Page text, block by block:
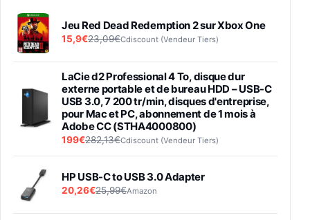
Jeu Red Dead Redemption 2 sur Xbox One
15,9€23,09€Cdiscount (Vendeur Tiers)
LaCie d2 Professional 4 To, disque dur
externe portable et de bureau HDD – USB-C
USB 3.0, 7 200 tr/min, disques d'entreprise,
pour Mac et PC, abonnement de 1 mois à
Adobe CC (STHA4000800)
199€282,13€Cdiscount (Vendeur Tiers)
HP USB-C to USB 3.0 Adapter
20,26€25,99€Amazon